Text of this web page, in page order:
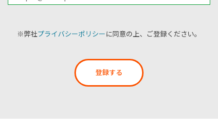
※弊社プライバシーポリシーに同意の上、ご登録ください。
登録する